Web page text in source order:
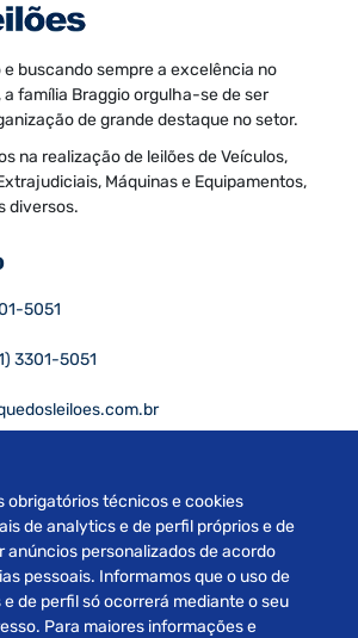
e buscando sempre a excelência no
família Braggio orgulha-se de ser
de grande destaque no setor.
na realização de leilões de Veículos,
Máquinas e Equipamentos,
diversos.
5051
3301-5051
PESQUISAR
obrigatórios técnicos e cookies
de analytics e de perfil próprios e de
anúncios personalizados de acordo
pessoais. Informamos que o uso de
de perfil só ocorrerá mediante o seu
Para maiores informações e